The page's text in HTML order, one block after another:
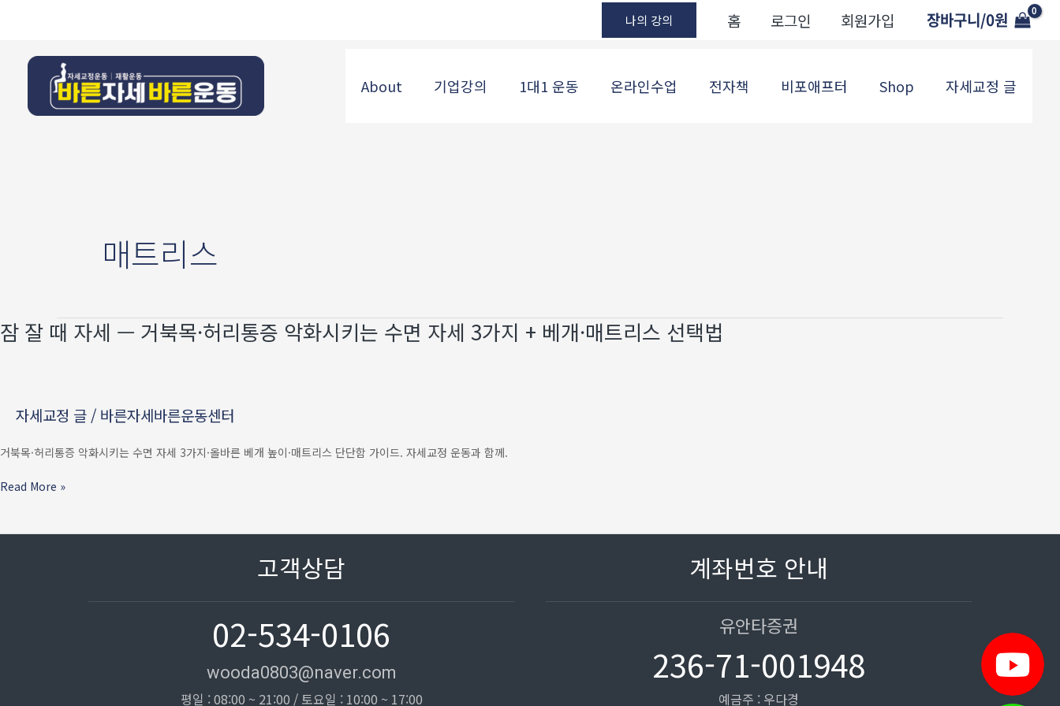
나의 강의 홈 로그인 회원가입 장바구니/0원
About 기업강의 1대1 운동 온라인수업 전자책 비포애프터 Shop 자세교정 글
매트리스
잠 잘 때 자세 — 거북목·허리통증 악화시키는 수면 자세 3가지 + 베개·매트리스 선택법
자세교정 글 / 바른자세바른운동센터
거북목·허리통증 악화시키는 수면 자세 3가지·올바른 베개 높이·매트리스 단단함 가이드. 자세교정 운동과 함께.
잠
잘
거북목
허리통증
수면
+
Read More »
고객상담
02-534-0106
wooda0803@naver.com
평일 : 08:00 ~ 21:00 / 토요일 : 10:00 ~ 17:00
계좌번호 안내
유안타증권
236-71-001948
예금주 : 우다경